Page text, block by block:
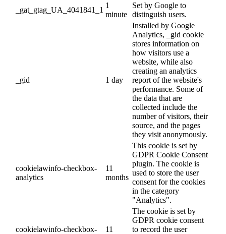
_gat_gtag_UA_4041841_1
1
minute
Set by Google to
distinguish users.
_gid 1 day
Installed by Google
Analytics, _gid cookie
stores information on
how visitors use a
website, while also
creating an analytics
report of the website's
performance. Some of
the data that are
collected include the
number of visitors, their
source, and the pages
they visit anonymously.
cookielawinfo-checkbox-
analytics
11
months
This cookie is set by
GDPR Cookie Consent
plugin. The cookie is
used to store the user
consent for the cookies
in the category
"Analytics".
cookielawinfo-checkbox-
11
The cookie is set by
GDPR cookie consent
to record the user